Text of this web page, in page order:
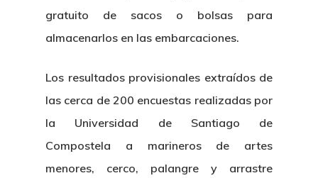
gratuito de sacos o bolsas para
almacenarlos en las embarcaciones.
Los resultados provisionales extraídos de
las cerca de 200 encuestas realizadas por
la Universidad de Santiago de
Compostela a marineros de artes
menores, cerco, palangre y arrastre